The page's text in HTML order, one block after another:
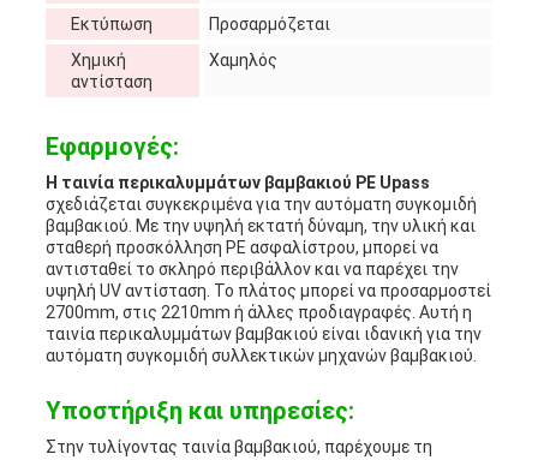
Εκτύπωση
Προσαρμόζεται
Χημική
αντίσταση
Χαμηλός
Εφαρμογές:
Η ταινία περικαλυμμάτων βαμβακιού PE Upass
σχεδιάζεται συγκεκριμένα για την αυτόματη συγκομιδή
βαμβακιού. Με την υψηλή εκτατή δύναμη, την υλική και
σταθερή προσκόλληση PE ασφαλίστρου, μπορεί να
αντισταθεί το σκληρό περιβάλλον και να παρέχει την
υψηλή UV αντίσταση. Το πλάτος μπορεί να προσαρμοστεί
2700mm, στις 2210mm ή άλλες προδιαγραφές. Αυτή η
ταινία περικαλυμμάτων βαμβακιού είναι ιδανική για την
αυτόματη συγκομιδή συλλεκτικών μηχανών βαμβακιού.
Υποστήριξη και υπηρεσίες:
Στην τυλίγοντας ταινία βαμβακιού, παρέχουμε τη